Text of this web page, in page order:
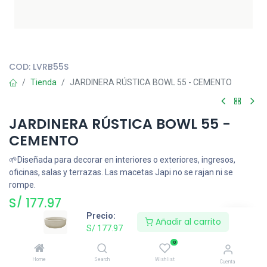
Precio:
S/ 177.97
Añadir al carrito
Home Search
0
Wishlist Cuenta
COD: LVRB55S
Tienda JARDINERA RÚSTICA BOWL 55 - CEMENTO
JARDINERA RÚSTICA BOWL 55 -
CEMENTO
🌱Diseñada para decorar en interiores o exteriores, ingresos,
oficinas, salas y terrazas. Las macetas Japi no se rajan ni se
rompe.
S/ 177.97
Añadir al carrito